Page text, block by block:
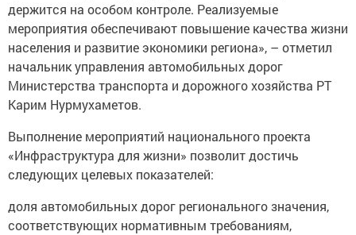
держится на особом контроле. Реализуемые
мероприятия обеспечивают повышение качества жизни
населения и развитие экономики региона», – отметил
начальник управления автомобильных дорог
Министерства транспорта и дорожного хозяйства РТ
Карим Нурмухаметов.
Выполнение мероприятий национального проекта
«Инфраструктура для жизни» позволит достичь
следующих целевых показателей:
доля автомобильных дорог регионального значения,
соответствующих нормативным требованиям,